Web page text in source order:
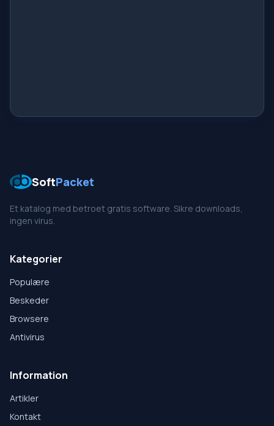
SoftPacket
Et katalog med betroet gratis software. Sikre downloads,
ingen virus.
Kategorier
Populære
Beskeder
Browsere
Antivirus
Information
Artikler
Kontakt